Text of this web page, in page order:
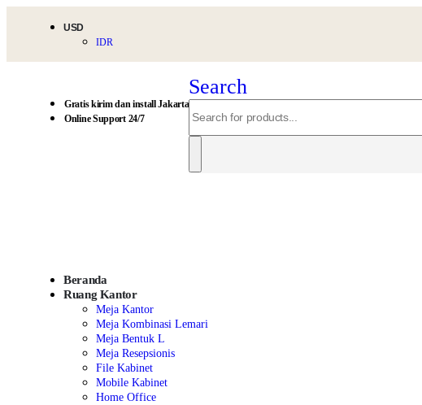
USD
IDR
Gratis kirim dan install Jakarta
Online Support 24/7
Search
Beranda
Ruang Kantor
Meja Kantor
Meja Kombinasi Lemari
Meja Bentuk L
Meja Resepsionis
File Kabinet
Mobile Kabinet
Home Office